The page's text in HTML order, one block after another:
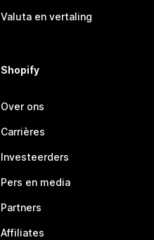
Valuta en vertaling
Shopify
Over ons
Carrières
Investeerders
Pers en media
Partners
Affiliates